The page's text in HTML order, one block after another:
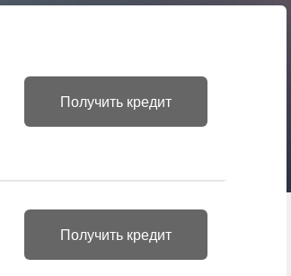
Получить кредит
Получить кредит